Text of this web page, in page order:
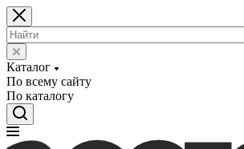
Каталог
По всему сайту
По каталогу